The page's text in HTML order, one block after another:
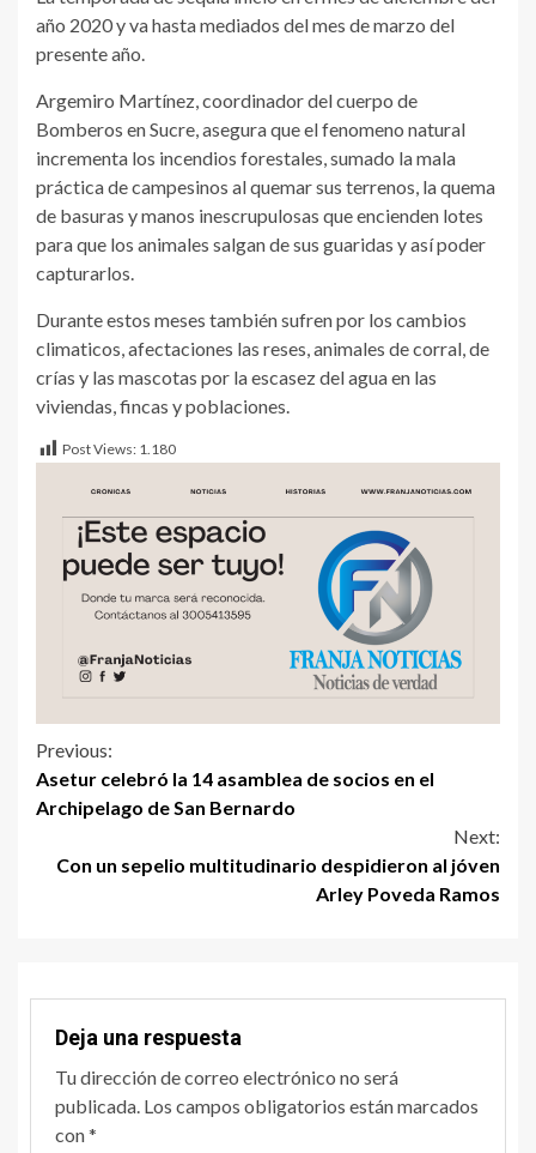
año 2020 y va hasta mediados del mes de marzo del
presente año.
Argemiro Martínez, coordinador del cuerpo de
Bomberos en Sucre, asegura que el fenomeno natural
incrementa los incendios forestales, sumado la mala
práctica de campesinos al quemar sus terrenos, la quema
de basuras y manos inescrupulosas que encienden lotes
para que los animales salgan de sus guaridas y así poder
capturarlos.
Durante estos meses también sufren por los cambios
climaticos, afectaciones las reses, animales de corral, de
crías y las mascotas por la escasez del agua en las
viviendas, fincas y poblaciones.
Post Views: 1.180
Previous:
Asetur celebró la 14 asamblea de socios en el
Archipelago de San Bernardo
Next:
Con un sepelio multitudinario despidieron al jóven
Arley Poveda Ramos
Deja una respuesta
Tu dirección de correo electrónico no será
publicada. Los campos obligatorios están marcados
con*